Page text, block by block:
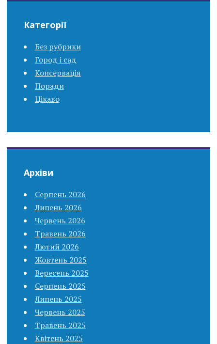
Категорії
Без рубрики
Город і сад
Консервація
Поради
Цікаво
Архіви
Серпень 2026
Липень 2026
Червень 2026
Травень 2026
Лютий 2026
Жовтень 2025
Вересень 2025
Серпень 2025
Липень 2025
Червень 2025
Травень 2025
Квітень 2025